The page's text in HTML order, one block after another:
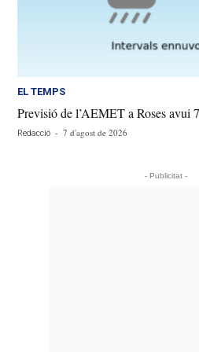
EL TEMPS
Previsió de l’AEMET a Roses avui
Redacció - 7 d'agost de 2026
- Publicitat -